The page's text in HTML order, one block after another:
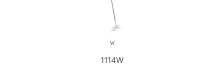
1114W